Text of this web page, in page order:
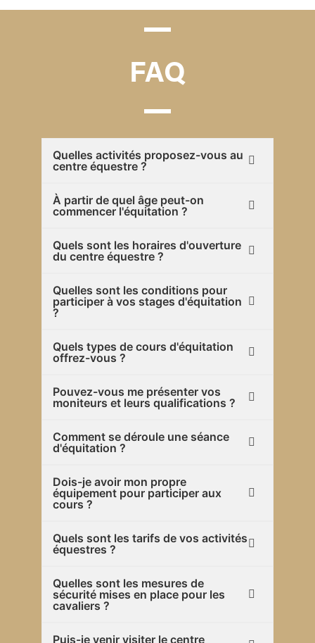
FAQ
Quelles activités proposez-vous au
centre équestre ?
À partir de quel âge peut-on
commencer l'équitation ?
Quels sont les horaires d'ouverture
du centre équestre ?
Quelles sont les conditions pour
participer à vos stages d'équitation
?
Quels types de cours d'équitation
offrez-vous ?
Pouvez-vous me présenter vos
moniteurs et leurs qualifications ?
Comment se déroule une séance
d'équitation ?
Dois-je avoir mon propre
équipement pour participer aux
cours ?
Quels sont les tarifs de vos activités
équestres ?
Quelles sont les mesures de
sécurité mises en place pour les
cavaliers ?
Puis-je venir visiter le centre